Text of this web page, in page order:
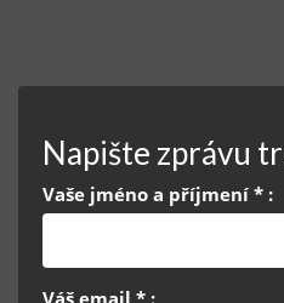
Napište zprávu
Vaše jméno a příjmení * :